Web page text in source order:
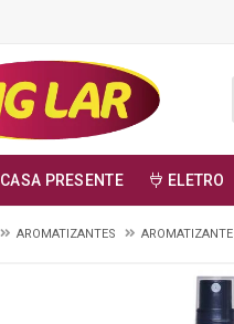
CASA PRESENTE ELETRO
AROMATIZANTES AROMATIZANTE